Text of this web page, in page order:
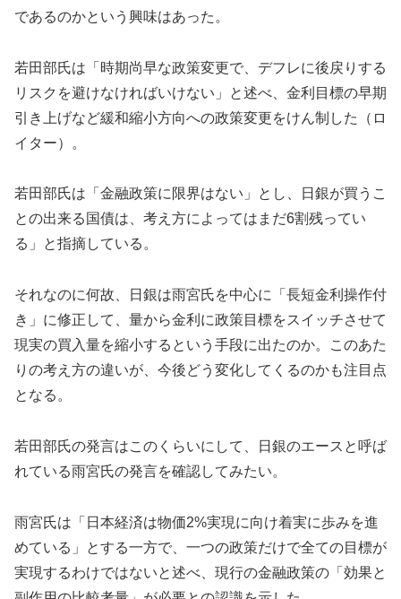
であるのかという興味はあった。
若田部氏は「時期尚早な政策変更で、デフレに後戻りする
リスクを避けなければいけない」と述べ、金利目標の早期
引き上げなど緩和縮小方向への政策変更をけん制した（ロ
イター）。
若田部氏は「金融政策に限界はない」とし、日銀が買うこ
との出来る国債は、考え方によってはまだ6割残ってい
る」と指摘している。
それなのに何故、日銀は雨宮氏を中心に「長短金利操作付
き」に修正して、量から金利に政策目標をスイッチさせて
現実の買入量を縮小するという手段に出たのか。このあた
りの考え方の違いが、今後どう変化してくるのかも注目点
となる。
若田部氏の発言はこのくらいにして、日銀のエースと呼ば
れている雨宮氏の発言を確認してみたい。
雨宮氏は「日本経済は物価2%実現に向け着実に歩みを進
めている」とする一方で、一つの政策だけで全ての目標が
実現するわけではないと述べ、現行の金融政策の「効果と